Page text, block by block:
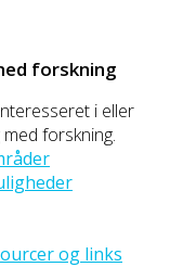
forskning
i eller
forskning.
og links